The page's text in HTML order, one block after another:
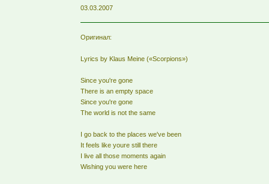
03.03.2007
Оригинал:
Lyrics by Klaus Meine («Scorpions»)
Since you're gone
There is an empty space
Since you're gone
The world is not the same
I go back to the places we've been
It feels like youre still there
I live all those moments again
Wishing you were here